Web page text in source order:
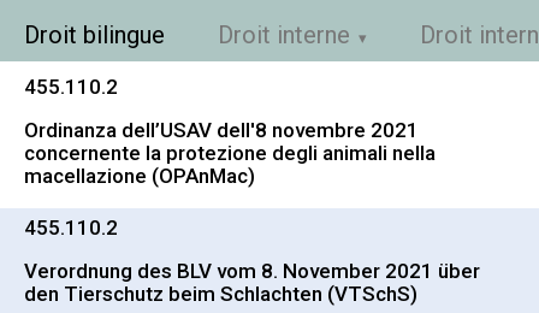
Droit bilingue Droit interne Droit
455.110.2
Ordinanza dell’USAV dell'8 novembre 2021
concernente la protezione degli animali nella
macellazione (OPAnMac)
455.110.2
Verordnung des BLV vom 8. November 2021 über
den Tierschutz beim Schlachten (VTSchS)